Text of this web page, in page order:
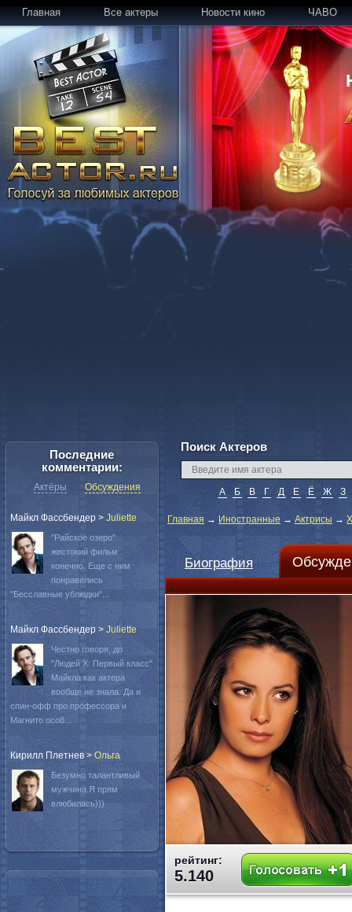
Главная Все актеры Новости кино ЧАВО
Поиск Актеров
А Б В Г Д Е Ё Ж З
Главная → Иностранные → Актрисы →
Биография
рейтинг:
5.140
Последние
комментарии:
Актёры Обсуждения
Майкл Фассбендер > Juliette
"Райское озеро"
жестокий фильм
конечно. Еще с ним
понравились
"Бесславные ублюдки"...
Майкл Фассбендер > Juliette
Честно говоря, до
"Людей Х: Первый класс"
Майкла как актера
вообще не знала. Да и
спин-офф про профессора и
Магнито особ...
Кирилл Плетнев > Oльга
Безумно талантливый
мужчина.Я прям
влюбилась)))